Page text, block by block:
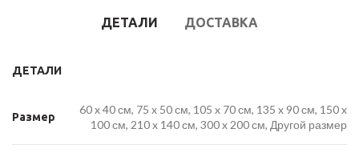
ДЕТАЛИ ДОСТАВКА
ДЕТАЛИ
Размер
60 x 40 см, 75 x 50 см, 105 x 70 см, 135 x 90 см, 150 x
100 см, 210 x 140 см, 300 x 200 см, Другой размер